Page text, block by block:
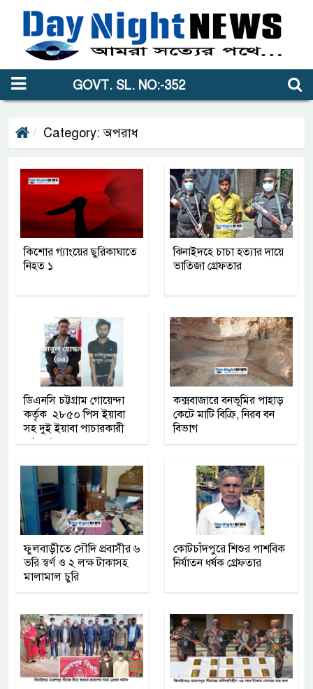
GOVT. SL. NO:-352
Category: অপরাধ
কিশোর গ্যাংয়ের ছুরিকাঘাতে
নিহত ১
ঝিনাইদহে চাচা হত্যার দায়ে
ভাতিজা গ্রেফতার
ডিএনসি চট্টগ্রাম গোয়েন্দা
কর্তৃক ২৮৫০ পিস ইয়াবা
সহ দুই ইয়াবা পাচারকারী
গ্রেফতার
কক্সবাজারে বনভূমির পাহাড়
কেটে মাটি বিক্রি, নিরব বন
বিভাগ
ফুলবাড়ীতে সৌদি প্রবাসীর ৬
ভরি স্বর্ণ ও ২ লক্ষ টাকাসহ
মালামাল চুরি
কোটচাঁদপুরে শিশুর পাশবিক
নির্যাতন ধর্ষক গ্রেফতার